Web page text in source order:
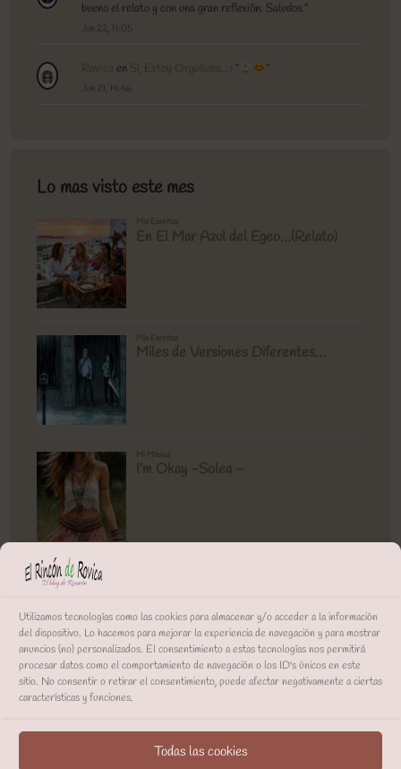
Utilizamos tecnologías como las cookies para almacenar y/o acceder a la información
del dispositivo. Lo hacemos para mejorar la experiencia de navegación y para mostrar
anuncios (no) personalizados. El consentimiento a estas tecnologías nos permitirá
procesar datos como el comportamiento de navegación o los ID's únicos en este
sitio. No consentir o retirar el consentimiento, puede afectar negativamente a ciertas
características y funciones.
Todas las cookies
bueno el relato y con una gran reflexión. Saludos.”
Jun 22, 11:05
Rovica en Sí, Estoy Orgullosa… : “ ”
Jun 21, 19:46
Lo mas visto este mes